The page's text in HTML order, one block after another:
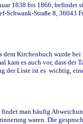
1838 bis 1866, befindet
Schwank-Straße 8,
Kirchenbuch wurde
kam es auch vor, dass
der Liste ist es wichtig,
man häufig
waren. Die